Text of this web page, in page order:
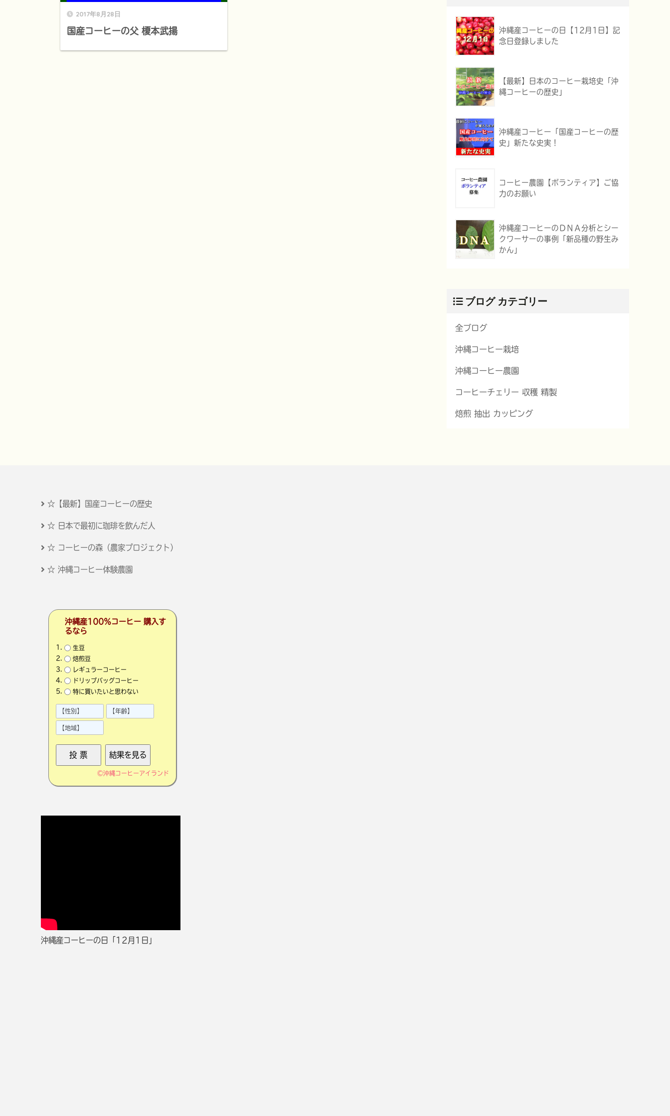
2017年8月28日
国産コーヒーの父 榎本武揚
沖縄産コーヒーの日【12月1日】記
念日登録しました
【最新】日本のコーヒー栽培史「沖
縄コーヒーの歴史」
沖縄産コーヒー「国産コーヒーの歴
史」新たな史実！
コーヒー農園【ボランティア】ご協
力のお願い
沖縄産コーヒーのＤＮＡ分析とシー
クワーサーの事例「新品種の野生み
かん」
ブログ カテゴリー
全ブログ
沖縄コーヒー栽培
沖縄コーヒー農園
コーヒーチェリー 収穫 精製
焙煎 抽出 カッピング
☆【最新】国産コーヒーの歴史
☆ 日本で最初に珈琲を飲んだ人
☆ コーヒーの森（農家プロジェクト）
☆ 沖縄コーヒー体験農園
沖縄産100％コーヒー 購入す
るなら
生豆
焙煎豆
レギュラーコーヒー
ドリップバッグコーヒー
特に買いたいと思わない
©沖縄コーヒーアイランド
沖縄産コーヒーの日「12月1日」